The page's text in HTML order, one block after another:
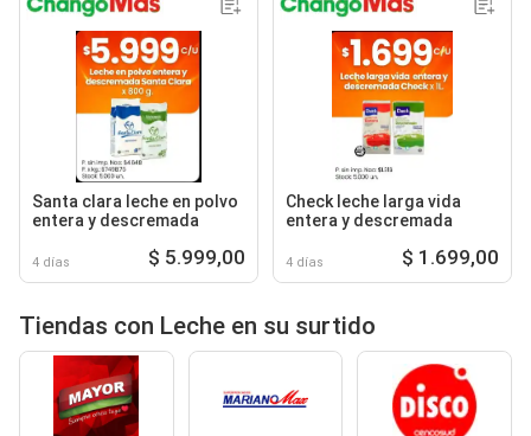
Santa clara leche en polvo
entera y descremada
4 días $ 5.999,00
Check leche larga vida
entera y descremada
4 días $ 1.699,00
Tiendas con Leche en su surtido